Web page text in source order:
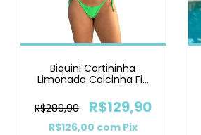
Biquini Cortininha
Limonada Calcinha Fio
R$289,90
R$129,90
R$126,00 com Pix